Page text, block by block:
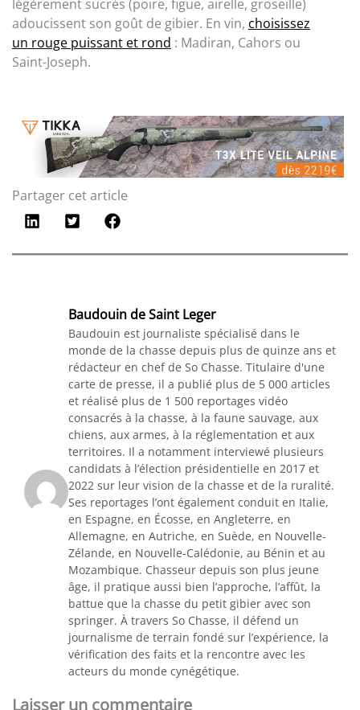
légèrement sucrés (poire, figue, airelle, groseille)
adoucissent son goût de gibier. En vin, choisissez
un rouge puissant et rond : Madiran, Cahors ou
Saint-Joseph.
Partager cet article
Baudouin de Saint Leger
Baudouin est journaliste spécialisé dans le
monde de la chasse depuis plus de quinze ans et
rédacteur en chef de So Chasse. Titulaire d'une
carte de presse, il a publié plus de 5 000 articles
et réalisé plus de 1 500 reportages vidéo
consacrés à la chasse, à la faune sauvage, aux
chiens, aux armes, à la réglementation et aux
territoires. Il a notamment interviewé plusieurs
candidats à l’élection présidentielle en 2017 et
2022 sur leur vision de la chasse et de la ruralité.
Ses reportages l’ont également conduit en Italie,
en Espagne, en Écosse, en Angleterre, en
Allemagne, en Autriche, en Suède, en Nouvelle-
Zélande, en Nouvelle-Calédonie, au Bénin et au
Mozambique. Chasseur depuis son plus jeune
âge, il pratique aussi bien l’approche, l’affût, la
battue que la chasse du petit gibier avec son
springer. À travers So Chasse, il défend un
journalisme de terrain fondé sur l’expérience, la
vérification des faits et la rencontre avec les
acteurs du monde cynégétique.
Laisser un commentaire